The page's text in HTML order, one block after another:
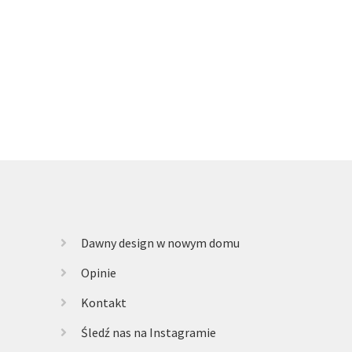
Dawny design w nowym domu
Opinie
Kontakt
Śledź nas na Instagramie